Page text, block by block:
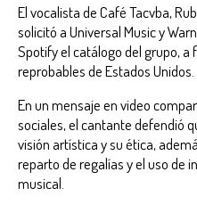
El vocalista de Café Tacvba,
solicitó a Universal Music y
Spotify el catálogo del grupo, a
reprobables de Estados Unidos.
En un mensaje en video
sociales, el cantante defendió
visión artística y su ética,
reparto de regalías y el uso de
musical.